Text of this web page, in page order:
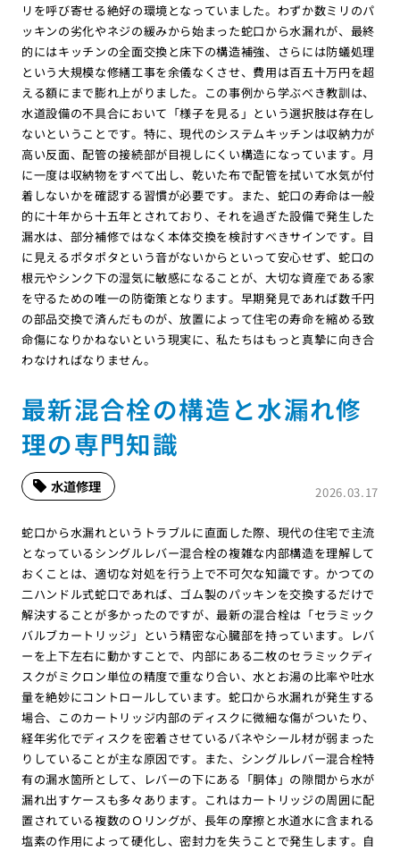
リを呼び寄せる絶好の環境となっていました。わずか数ミリのパ
ッキンの劣化やネジの緩みから始まった蛇口から水漏れが、最終
的にはキッチンの全面交換と床下の構造補強、さらには防蟻処理
という大規模な修繕工事を余儀なくさせ、費用は百五十万円を超
える額にまで膨れ上がりました。この事例から学ぶべき教訓は、
水道設備の不具合において「様子を見る」という選択肢は存在し
ないということです。特に、現代のシステムキッチンは収納力が
高い反面、配管の接続部が目視しにくい構造になっています。月
に一度は収納物をすべて出し、乾いた布で配管を拭いて水気が付
着しないかを確認する習慣が必要です。また、蛇口の寿命は一般
的に十年から十五年とされており、それを過ぎた設備で発生した
漏水は、部分補修ではなく本体交換を検討すべきサインです。目
に見えるポタポタという音がないからといって安心せず、蛇口の
根元やシンク下の湿気に敏感になることが、大切な資産である家
を守るための唯一の防衛策となります。早期発見であれば数千円
の部品交換で済んだものが、放置によって住宅の寿命を縮める致
命傷になりかねないという現実に、私たちはもっと真摯に向き合
わなければなりません。
最新混合栓の構造と水漏れ修
理の専門知識
2026.03.17
水道修理
蛇口から水漏れというトラブルに直面した際、現代の住宅で主流
となっているシングルレバー混合栓の複雑な内部構造を理解して
おくことは、適切な対処を行う上で不可欠な知識です。かつての
二ハンドル式蛇口であれば、ゴム製のパッキンを交換するだけで
解決することが多かったのですが、最新の混合栓は「セラミック
バルブカートリッジ」という精密な心臓部を持っています。レバ
ーを上下左右に動かすことで、内部にある二枚のセラミックディ
スクがミクロン単位の精度で重なり合い、水とお湯の比率や吐水
量を絶妙にコントロールしています。蛇口から水漏れが発生する
場合、このカートリッジ内部のディスクに微細な傷がついたり、
経年劣化でディスクを密着させているバネやシール材が弱まった
りしていることが主な原因です。また、シングルレバー混合栓特
有の漏水箇所として、レバーの下にある「胴体」の隙間から水が
漏れ出すケースも多々あります。これはカートリッジの周囲に配
置されている複数のＯリングが、長年の摩擦と水道水に含まれる
塩素の作用によって硬化し、密封力を失うことで発生します。自